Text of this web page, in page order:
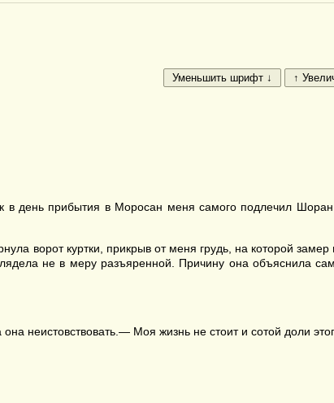
в день прибытия в Моросан меня самого подлечил
ворот куртки, прикрыв от меня грудь, на которой
не в меру разъяренной. Причину она объяснила
неистовствовать.— Моя жизнь не стоит и сотой доли